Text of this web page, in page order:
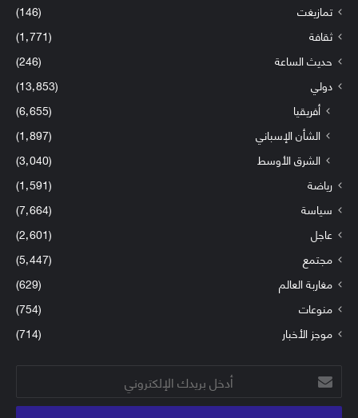
تمازيغت
(146)
ثقافة
(1٬771)
حديث الساعة
(246)
دولي
(13٬853)
أفريقيا
(6٬655)
الشأن الإسباني
(1٬897)
الشرق الأوسط
(3٬040)
رياضة
(1٬591)
سياسة
(7٬664)
عاجل
(2٬601)
مجتمع
(5٬447)
مغاربة العالم
(629)
منوعات
(754)
موجز الأخبار
(714)
أدخل
بريدك
الإلكتروني